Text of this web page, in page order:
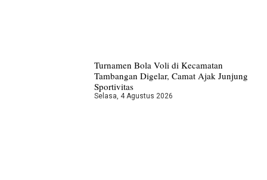
Turnamen Bola Voli di Kecamatan
Tambangan Digelar, Camat Ajak Junjung
Sportivitas
Selasa, 4 Agustus 2026